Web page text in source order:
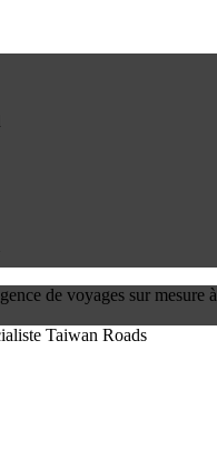
de voyages sur mesure
Taiwan Roads